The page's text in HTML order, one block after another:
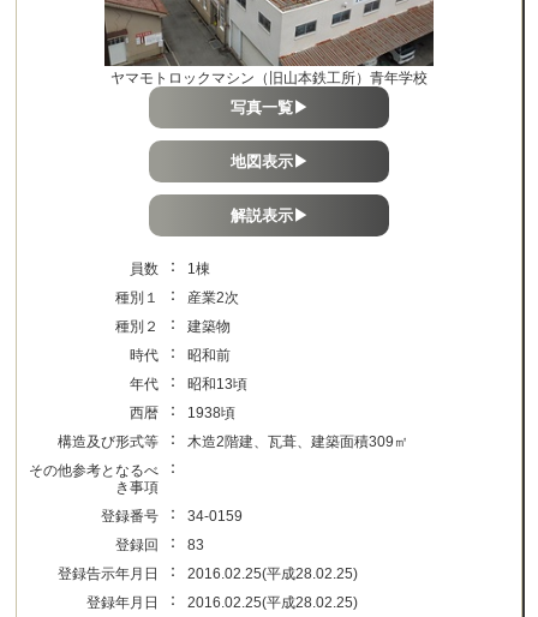
ヤマモトロックマシン（旧山本鉄工所）青年学校
写真一覧▶
地図表示▶
解説表示▶
員数 ：
1棟
種別１
：
産業2次
種別２
：
建築物
時代
：
昭和前
年代
：
昭和13頃
西暦
：
1938頃
構造及び形式等
：
木造2階建、瓦葺、建築面積309㎡
その他参考となるべ
き事項
：
登録番号 ：
34-0159
登録回
：
83
登録告示年月日
：
2016.02.25(平成28.02.25)
登録年月日
：
2016.02.25(平成28.02.25)